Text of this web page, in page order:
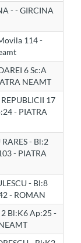
- - GIRCINA
114 -
6 Sc:A
NEAMT
17
- PIATRA
RARES - Bl:2
- PIATRA
- Bl:8
- ROMAN
2 Bl:K6 Ap:25 -